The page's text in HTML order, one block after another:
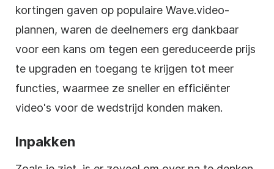
kortingen gaven op populaire Wave.video-
plannen, waren de deelnemers erg dankbaar
voor een kans om tegen een gereduceerde prijs
te upgraden en toegang te krijgen tot meer
functies, waarmee ze sneller en efficiënter
video's voor de wedstrijd konden maken.
Inpakken